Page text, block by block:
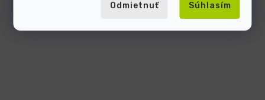
Odmietnuť Súhlasím